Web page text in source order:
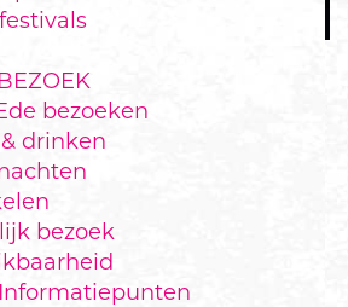
bezoeken
drinken
bezoek